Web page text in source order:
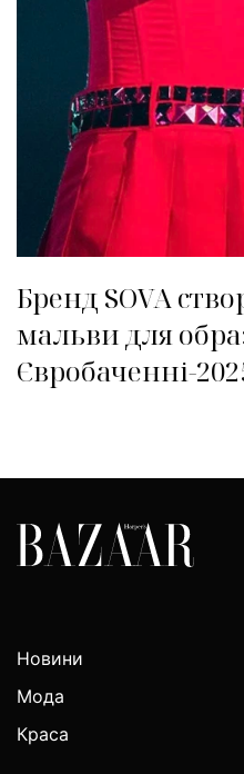
Бренд SOVA
мальви для
Євробаченні-
Новини
Мода
Краса